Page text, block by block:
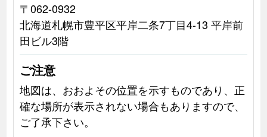
〒062-0932
北海道札幌市豊平区平岸二条7丁目4-13 平岸前
田ビル3階
ご注意
地図は、おおよその位置を示すものであり、正
確な場所が表示されない場合もありますので、
ご了承下さい。